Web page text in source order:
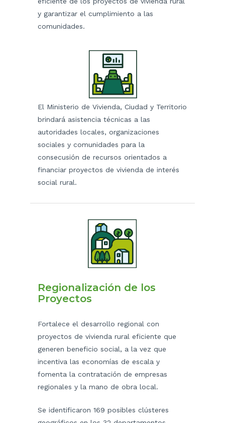
y garantizar el cumplimiento a las
comunidades.
El Ministerio de Vivienda, Ciudad y Territorio
brindará asistencia técnicas a las
autoridades locales, organizaciones
sociales y comunidades para la
consecusión de recursos orientados a
financiar proyectos de vivienda de interés
social rural.
Regionalización de los
Proyectos
Fortalece el desarrollo regional con
proyectos de vivienda rural eficiente que
generen beneficio social, a la vez que
incentiva las economías de escala y
fomenta la contratación de empresas
regionales y la mano de obra local.
Se identificaron 169 posibles clústeres